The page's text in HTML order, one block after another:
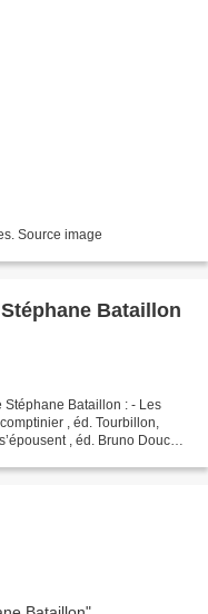
Source image
Bataillon
Bataillon : - Les
, éd. Tourbillon,
, éd. Bruno Doucey,